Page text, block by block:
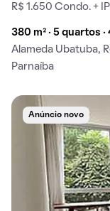
R$ 1.650 Condo. +
380 m² · 5 quartos ·
Alameda Ubatuba,
Parnaíba
Anúncio novo